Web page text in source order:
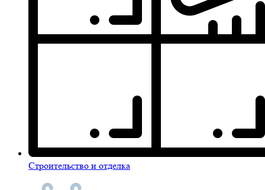
Строительство и отделка